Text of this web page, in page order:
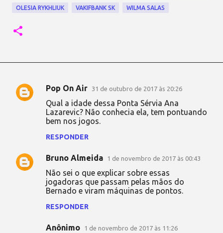
OLESIA RYKHLIUK VAKIFBANK SK WILMA SALAS
C
t
Pop On Air 31 de outubro de 2017 às 20:26
Qual a idade dessa Ponta Sérvia Ana
Lazarevic? Não conhecia ela, tem pontuando
bem nos jogos.
RESPONDER
Bruno Almeida 1 de novembro de 2017 às 00:43
Não sei o que explicar sobre essas
jogadoras que passam pelas mãos do
Bernado e viram máquinas de pontos.
RESPONDER
Anônimo 1 de novembro de 2017 às 11:26